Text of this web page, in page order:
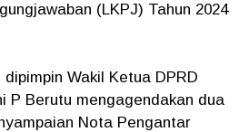
(LKPJ) Tahun 2024
Wakil Ketua DPRD
P Berutu mengagendakan dua
Nota Pengantar